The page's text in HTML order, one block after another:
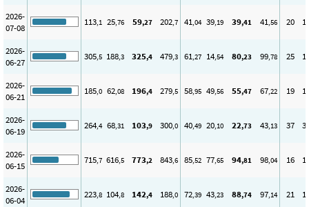
2026-
07-08
113,1 25,76 59,27 202,7 41,04 39,19 39,41 41,56 20
2026-
06-27
305,5 188,3 325,4 479,3 61,27 14,54 80,23 99,78 25
2026-
06-21
185,0 62,08 196,4 279,5 58,95 49,56 55,47 67,22 19
2026-
06-19
264,4 68,31 103,9 300,0 40,49 20,10 22,73 43,13 37
2026-
06-15
715,7 616,5 773,2 843,6 85,52 77,65 94,81 98,04 16
2026-
06-04
223,8 104,8 142,4 188,0 72,39 43,23 88,74 97,14 21